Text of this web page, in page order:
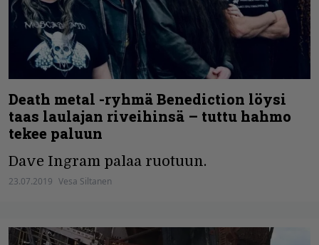
Death metal -ryhmä Benediction löysi
taas laulajan riveihinsä – tuttu hahmo
tekee paluun
Dave Ingram palaa ruotuun.
23.07.2019 Vesa Siltanen